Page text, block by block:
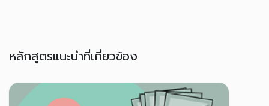
หลักสูตรแนะนำที่เกี่ยวข้อง